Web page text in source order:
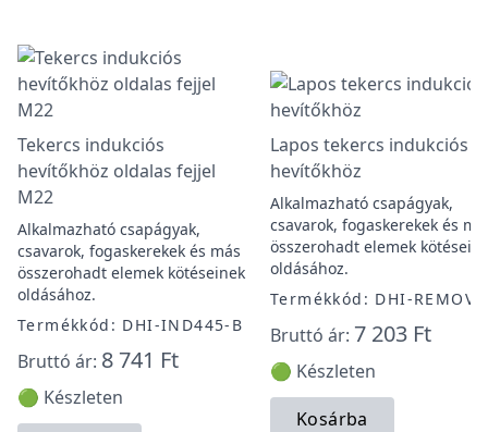
Tekercs indukciós
hevítőkhöz oldalas fejjel
M22
Alkalmazható csapágyak,
csavarok, fogaskerekek és más
összerohadt elemek kötéseinek
oldásához.
Termékkód: DHI-IND445-B
Bruttó ár: 8 741 Ft
🟢 Készleten
Lapos tekercs indukciós
hevítőkhöz
Alkalmazható csapágyak,
csavarok, fogaskerekek és
összerohadt elemek
oldásához.
Termékkód: DHI-
Bruttó ár: 7 203 Ft
🟢 Készleten
Kosárba